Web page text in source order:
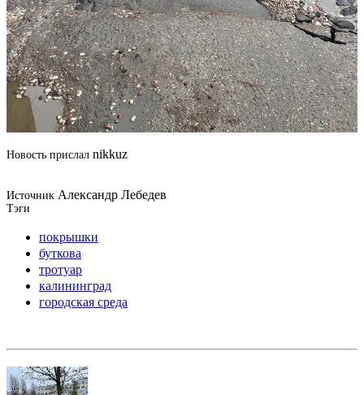
Новость прислал nikkuz
Источник Александр Лебедев
Тэги
покрышки
буткова
тротуар
калининград
городская среда